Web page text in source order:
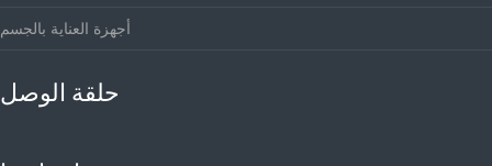
أجهزة العناية بالجسم
حلقة الوصل